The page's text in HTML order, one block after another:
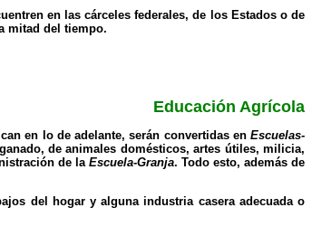
en las cárceles federales, de los Estados o de
mitad del tiempo.
Educación Agrícola
en lo de adelante, serán convertidas en Escuelas-
de animales domésticos, artes útiles, milicia,
de la Escuela-Granja. Todo esto, además de
del hogar y alguna industria casera adecuada o